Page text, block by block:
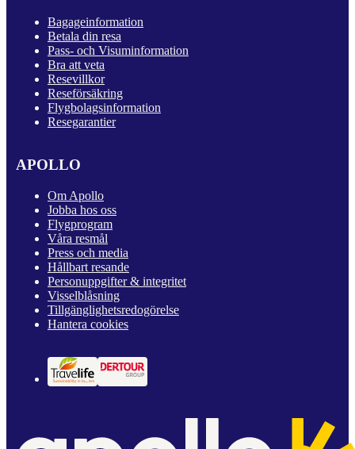
Bagageinformation
Betala din resa
Pass- och Visuminformation
Bra att veta
Resevillkor
Reseförsäkring
Flygbolagsinformation
Resegarantier
APOLLO
Om Apollo
Jobba hos oss
Flygprogram
Våra resmål
Press och media
Hållbart resande
Personuppgifter & integritet
Visselblåsning
Tillgänglighetsredogörelse
Hantera cookies